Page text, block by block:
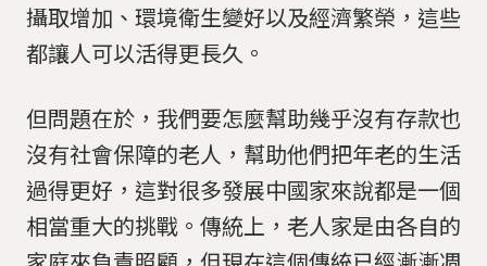
攝取增加、環境衛生變好以及經濟繁榮，這些
都讓人可以活得更長久。
但問題在於，我們要怎麼幫助幾乎沒有存款也
沒有社會保障的老人，幫助他們把年老的生活
過得更好，這對很多發展中國家來說都是一個
相當重大的挑戰。傳統上，老人家是由各自的